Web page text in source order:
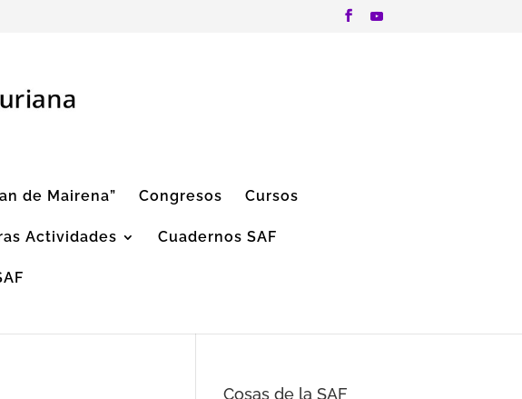
de Mairena” Congresos Cursos
Actividades Cuadernos SAF
Cosas de la SAF